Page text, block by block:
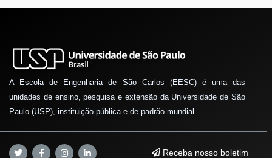
A Escola de Engenharia de São Carlos (EESC) é uma das
unidades de ensino, pesquisa e extensão da Universidade de São
Paulo (USP), instituição pública e de padrão mundial.
Receba nosso boletim